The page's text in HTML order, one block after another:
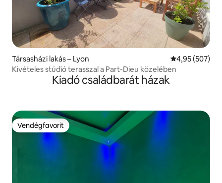
Társasházi lakás – Lyon Átlagos
4,95 (507)
Kivételes stúdió terasszal a Part-Dieu közelében
Kiadó családbarát házak
Vendégfavorit
Vendégfavorit